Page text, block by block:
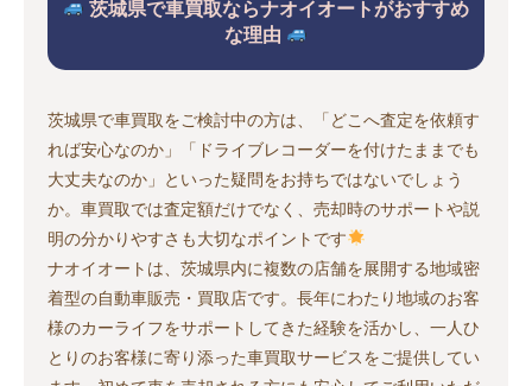
茨城県で車買取ならナオイオートがおすすめ
な理由
茨城県で車買取をご検討中の方は、「どこへ査定を依頼す
れば安心なのか」「ドライブレコーダーを付けたままでも
大丈夫なのか」といった疑問をお持ちではないでしょう
か。車買取では査定額だけでなく、売却時のサポートや説
明の分かりやすさも大切なポイントです
ナオイオートは、茨城県内に複数の店舗を展開する地域密
着型の自動車販売・買取店です。長年にわたり地域のお客
様のカーライフをサポートしてきた経験を活かし、一人ひ
とりのお客様に寄り添った車買取サービスをご提供してい